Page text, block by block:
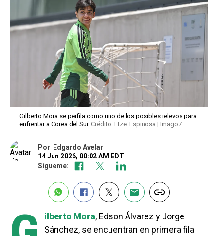
Gilberto Mora se perfila como uno de los posibles relevos para
enfrentar a Corea del Sur. Crédito: Etzel Espinosa | Imago7
Por Edgardo Avelar
14 Jun 2026, 00:02 AM EDT
Sígueme:
ilberto Mora, Edson Álvarez y Jorge
Sánchez, se encuentran en primera fila